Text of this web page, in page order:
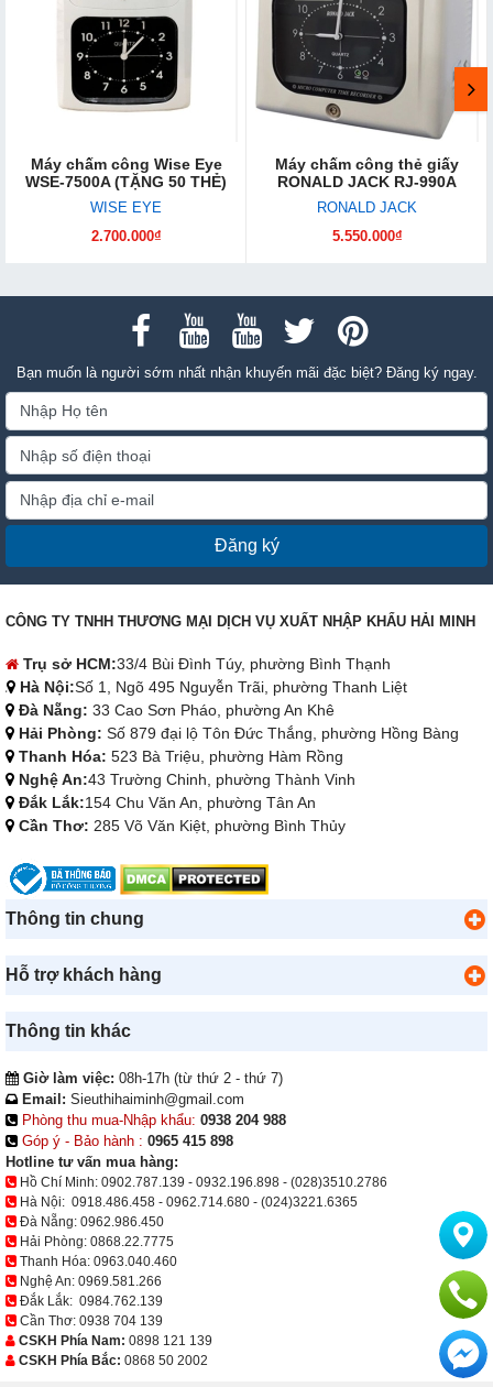
Máy chấm công Wise Eye
WSE-7500A (TẶNG 50 THẺ)
WISE EYE
2.700.000₫
Máy chấm công thẻ giấy
RONALD JACK RJ-990A
RONALD JACK
5.550.000₫
Bạn muốn là người sớm nhất nhận khuyến mãi đặc biệt? Đăng ký ngay.
Đăng ký
CÔNG TY TNHH THƯƠNG MẠI DỊCH VỤ XUẤT NHẬP KHẨU HẢI MINH
Trụ sở HCM:33/4 Bùi Đình Túy, phường Bình Thạnh
Hà Nội:Số 1, Ngõ 495 Nguyễn Trãi, phường Thanh Liệt
Đà Nẵng: 33 Cao Sơn Pháo, phường An Khê
Hải Phòng: Số 879 đại lộ Tôn Đức Thắng, phường Hồng Bàng
Thanh Hóa: 523 Bà Triệu, phường Hàm Rồng
Nghệ An:43 Trường Chinh, phường Thành Vinh
Đắk Lắk:154 Chu Văn An, phường Tân An
Cần Thơ: 285 Võ Văn Kiệt, phường Bình Thủy
Thông tin chung
Hỗ trợ khách hàng
Thông tin khác
Giờ làm việc: 08h-17h (từ thứ 2 - thứ 7)
Email: Sieuthihaiminh@gmail.com
Phòng thu mua-Nhập khẩu: 0938 204 988
Góp ý - Bảo hành : 0965 415 898
Hotline tư vấn mua hàng:
Hồ Chí Minh: 0902.787.139 - 0932.196.898 - (028)3510.2786
Hà Nội: 0918.486.458 - 0962.714.680 - (024)3221.6365
Đà Nẵng: 0962.986.450
Hải Phòng: 0868.22.7775
Thanh Hóa: 0963.040.460
Nghệ An: 0969.581.266
Đắk Lắk: 0984.762.139
Cần Thơ: 0938 704 139
CSKH Phía Nam: 0898 121 139
CSKH Phía Bắc: 0868 50 2002